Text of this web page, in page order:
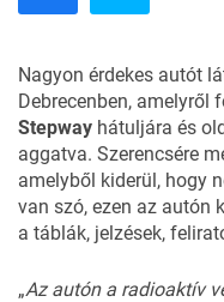
Nagyon érdekes autót
Debrecenben, amelyről
Stepway hátuljára és
aggatva. Szerencsére
amelyből kiderül, hogy
van szó, ezen az autón
a táblák, jelzések,
„Az autón a radioaktív